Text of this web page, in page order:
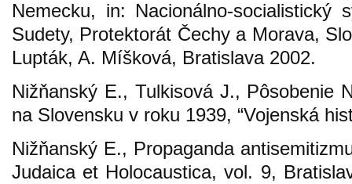
Nemecku, in: Nacionálno-socialistický
Sudety, Protektorát Čechy a Morava,
Lupták, A. Míšková, Bratislava 2002.
Nižňanský E., Tulkisová J., Pôsobenie
na Slovensku v roku 1939, “Vojenská
Nižňanský E., Propaganda
Judaica et Holocaustica, vol. 9,